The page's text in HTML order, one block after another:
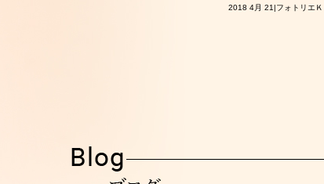
2018 4月 21|フォトリエ